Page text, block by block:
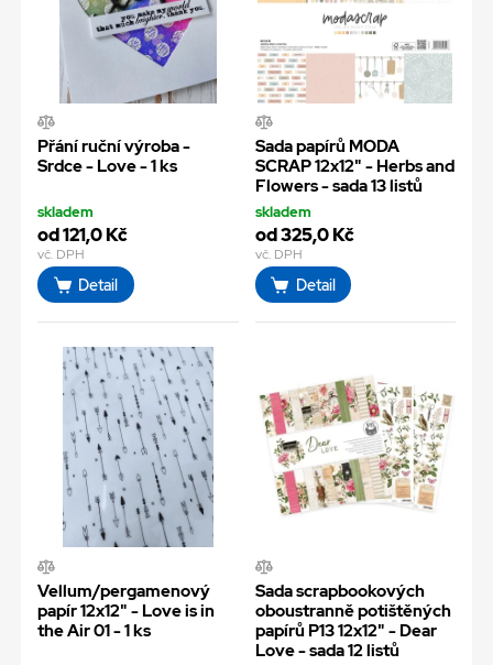
Přání ruční výroba -
Srdce - Love - 1 ks
skladem
od 121,0 Kč
vč. DPH
Detail
Sada papírů MODA
SCRAP 12x12" - Herbs and
Flowers - sada 13 listů
skladem
od 325,0 Kč
vč. DPH
Detail
Vellum/pergamenový
papír 12x12" - Love is in
the Air 01 - 1 ks
Sada scrapbookových
oboustranně potištěných
papírů P13 12x12" - Dear
Love - sada 12 listů